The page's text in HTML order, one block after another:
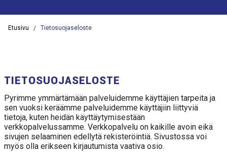
YHTEYSTIEDOT
Etusivu Tietosuojaseloste
TIETOSUOJASELOSTE
Pyrimme ymmärtämään palveluidemme käyttäjien tarpeita ja
sen vuoksi keräämme palveluidemme käyttäjiin liittyviä
tietoja, kuten heidän käyttäytymisestään
verkkopalvelussamme. Verkkopalvelu on kaikille avoin eikä
sivujen selaaminen edellytä rekisteröintiä. Sivustossa voi
myös olla erikseen kirjautumista vaativa osio.